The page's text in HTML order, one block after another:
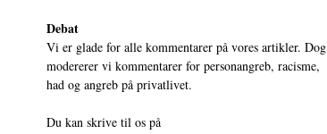
Debat
Vi er glade for alle kommentarer på vores artikler. Dog
modererer vi kommentarer for personangreb, racisme,
had og angreb på privatlivet.
Du kan skrive til os på